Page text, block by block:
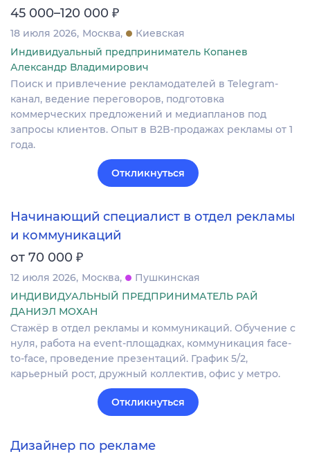
45 000–120 000 ₽
18 июля 2026 Москва
Киевская
Индивидуальный предприниматель Копанев
Александр Владимирович
Поиск и привлечение рекламодателей в Telegram-
канал, ведение переговоров, подготовка
коммерческих предложений и медиапланов под
запросы клиентов. Опыт в B2B‐продажах рекламы от 1
года.
Откликнуться
Начинающий специалист в отдел рекламы
и коммуникаций
от 70 000 ₽
12 июля 2026 Москва
Пушкинская
ИНДИВИДУАЛЬНЫЙ ПРЕДПРИНИМАТЕЛЬ РАЙ
ДАНИЭЛ МОХАН
Стажёр в отдел рекламы и коммуникаций. Обучение с
нуля, работа на event-площадках, коммуникация face-
to-face, проведение презентаций. График 5/2,
карьерный рост, дружный коллектив, офис у метро.
Откликнуться
Дизайнер по рекламе